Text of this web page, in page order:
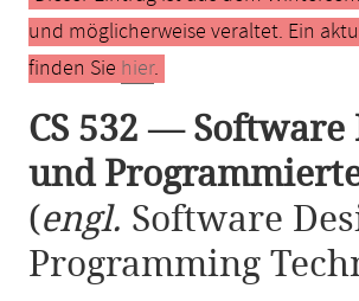
und möglicherweise veraltet. Ein
finden Sie hier.
CS 532 — Software
und
(engl. Software
Programming